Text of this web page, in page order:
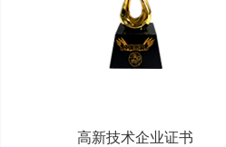
高新技术企业证书